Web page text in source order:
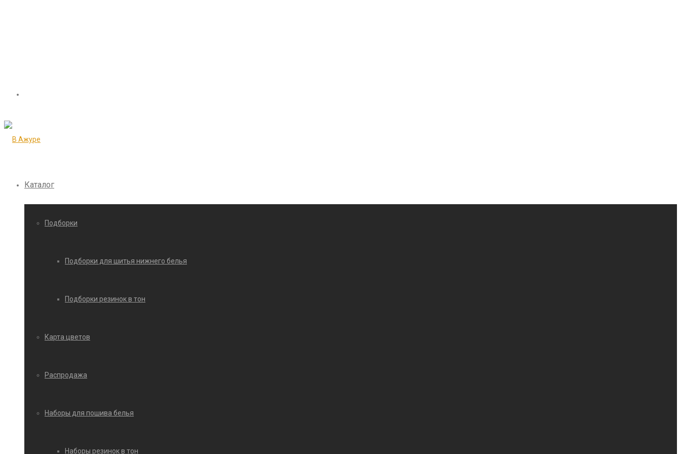
Каталог
Подборки
Подборки для шитья нижнего белья
Подборки резинок в тон
Карта цветов
Распродажа
Наборы для пошива белья
Наборы резинок в тон